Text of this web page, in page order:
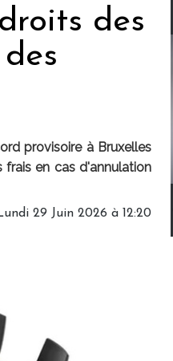
des
provisoire à Bruxelles
frais en cas d'annulation
29 Juin 2026 à 12:20